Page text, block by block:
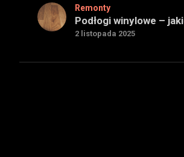
Remonty
2 listopada 2025